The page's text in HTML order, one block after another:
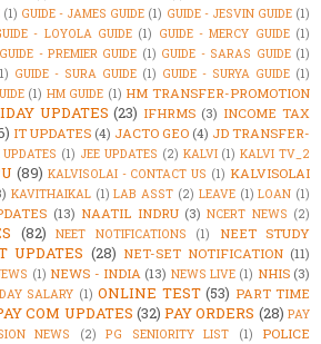
(1) GUIDE - JAMES GUIDE (1) GUIDE - JESVIN GUIDE (1)
- LOYOLA GUIDE (1) GUIDE - MERCY GUIDE (1)
GUIDE - PREMIER GUIDE (1) GUIDE - SARAS GUIDE (1)
GUIDE - SURA GUIDE (1) GUIDE - SURYA GUIDE (1)
(1) HM GUIDE (1) HM TRANSFER-PROMOTION
UPDATES (23) IFHRMS (3) INCOME TAX
IT UPDATES (4) JACTO GEO (4) JD TRANSFER-
(1) JEE UPDATES (2) KALVI (1) KALVI TV_2
(89) KALVISOLAI - CONTACT US (1) KALVISOLAI
KAVITHAIKAL (1) LAB ASST (2) LEAVE (1) LOAN (1)
(13) NAATIL INDRU (3) NCERT NEWS (2)
(82) NEET NOTIFICATIONS (1)
NEET STUDY
UPDATES (28) NET-SET NOTIFICATION (11)
(1) NEWS - INDIA (13) NEWS LIVE (1) NHIS (3)
SALARY (1) ONLINE TEST (53) PART TIME
COM UPDATES (32) PAY ORDERS (28) PAY
NEWS (2) PG SENIORITY LIST (1)
POLICE